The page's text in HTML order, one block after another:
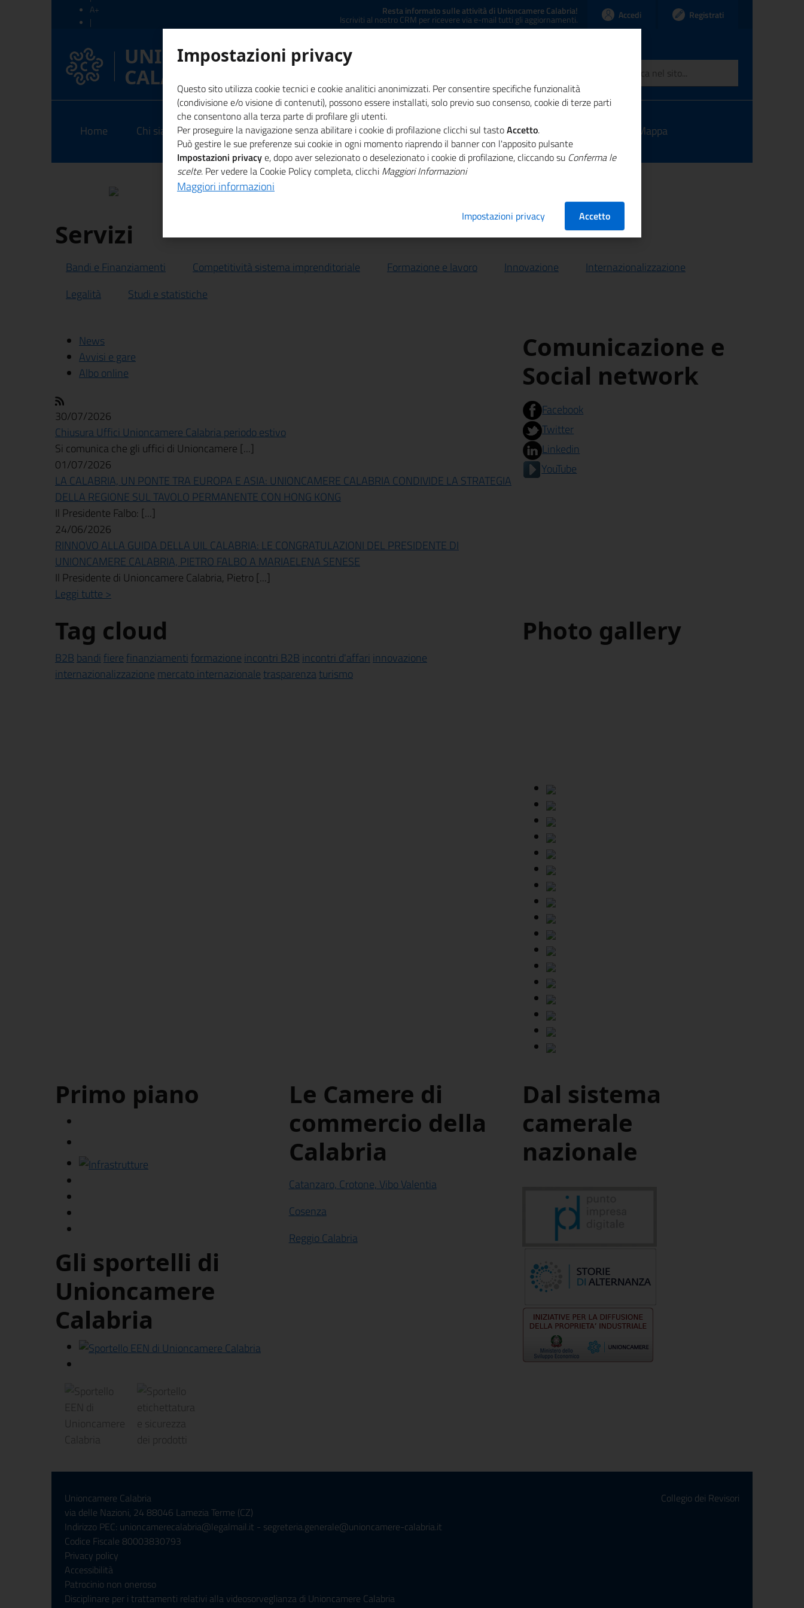
A+
|
|
Ripristina
Resta informato sulle attività di Unioncamere Calabria!
Iscriviti al nostro CRM per ricevere via e-mail tutti gli aggiornamenti. Accedi Registrati
UNIONCAMERE
CALABRIA
Home Chi siamo EEN Amministrazione trasparente Concessione sale Contatti Mappa
Servizi
Bandi e Finanziamenti Competitività sistema imprenditoriale Formazione e lavoro Innovazione
Internazionalizzazione
Legalità
Studi e statistiche
News
Avvisi e gare
Albo online
30/07/2026
Chiusura Uffici Unioncamere Calabria periodo estivo
Si comunica che gli uffici di Unioncamere [...]
01/07/2026
LA CALABRIA, UN PONTE TRA EUROPA E ASIA: UNIONCAMERE CALABRIA CONDIVIDE LA STRATEGIA
DELLA REGIONE SUL TAVOLO PERMANENTE CON HONG KONG
Il Presidente Falbo: [...]
24/06/2026
RINNOVO ALLA GUIDA DELLA UIL CALABRIA: LE CONGRATULAZIONI DEL PRESIDENTE DI
UNIONCAMERE CALABRIA, PIETRO FALBO A MARIAELENA SENESE
Il Presidente di Unioncamere Calabria, Pietro [...]
Leggi tutte >
Comunicazione e
Social network
Facebook
Twitter
Linkedin
YouTube
Tag cloud
B2B bandi fiere finanziamenti formazione incontri B2B incontri d'affari innovazione
internazionalizzazione mercato internazionaletrasparenzaturismo
Photo gallery
Primo piano
Gli sportelli di
Unioncamere
Calabria
Le Camere di
commercio della
Calabria
Catanzaro, Crotone, Vibo Valentia
Cosenza
Reggio Calabria
Dal sistema
camerale
nazionale
Unioncamere Calabria
via delle Nazioni, 24 88046 Lamezia Terme (CZ)
Indirizzo PEC: unioncamerecalabria@legalmail.it - segreteria.generale@unioncamere-calabria.it
Codice Fiscale 80003830793
Privacy policy
Accessibilità
Patrocinio non oneroso
Disciplinare per i trattamenti relativi alla videosorveglianza di Unioncamere Calabria
Collegio dei Revisori
Impostazioni privacy
Questo sito utilizza cookie tecnici e cookie analitici anonimizzati. Per consentire specifiche funzionalità
(condivisione e/o visione di contenuti), possono essere installati, solo previo suo consenso, cookie di terze parti
che consentono alla terza parte di profilare gli utenti.
Per proseguire la navigazione senza abilitare i cookie di profilazione clicchi sul tastoAccetto.
Può gestire le sue preferenze sui cookie in ogni momento riaprendo il banner con l'apposito pulsante
Impostazioni privacye, dopo aver selezionato o deselezionato i cookie di profilazione, cliccando su Conferma le
scelte. Per vedere la Cookie Policy completa, clicchi Maggiori Informazioni
Maggiori informazioni
Impostazioni privacy Accetto